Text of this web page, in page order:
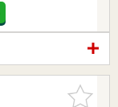
お気に入
りに追加